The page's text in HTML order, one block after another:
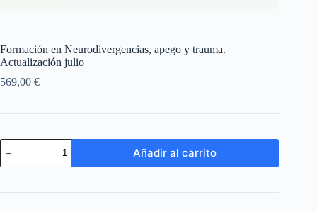
Formación en Neurodivergencias, apego y trauma.
Actualización julio
569,00 €
Formación
en
Neurodivergencias,
y
Añadir al carrito